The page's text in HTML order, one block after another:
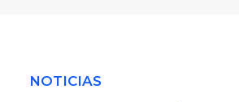
NOTICIAS